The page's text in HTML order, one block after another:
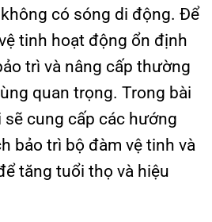
có sóng di động. Để
tinh hoạt động ổn định
trì và nâng cấp thường
quan trọng. Trong bài
sẽ cung cấp các hướng
bảo trì bộ đàm vệ tinh và
tăng tuổi thọ và hiệu